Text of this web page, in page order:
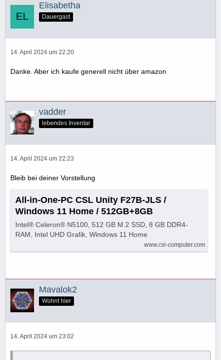
Elisabetha
Dauergast
14. April 2024 um 22:20
Danke. Aber ich kaufe generell nicht über amazon
vadder
lebendes Inventar
14. April 2024 um 22:23
Bleib bei deiner Vorstellung
All-in-One-PC CSL Unity F27B-JLS /
Windows 11 Home / 512GB+8GB
Intel® Celeron® N5100, 512 GB M.2 SSD, 8 GB DDR4-
RAM, Intel UHD Grafik, Windows 11 Home
www.csl-computer.com
Mavalok2
Wohnt hier
14. April 2024 um 23:02